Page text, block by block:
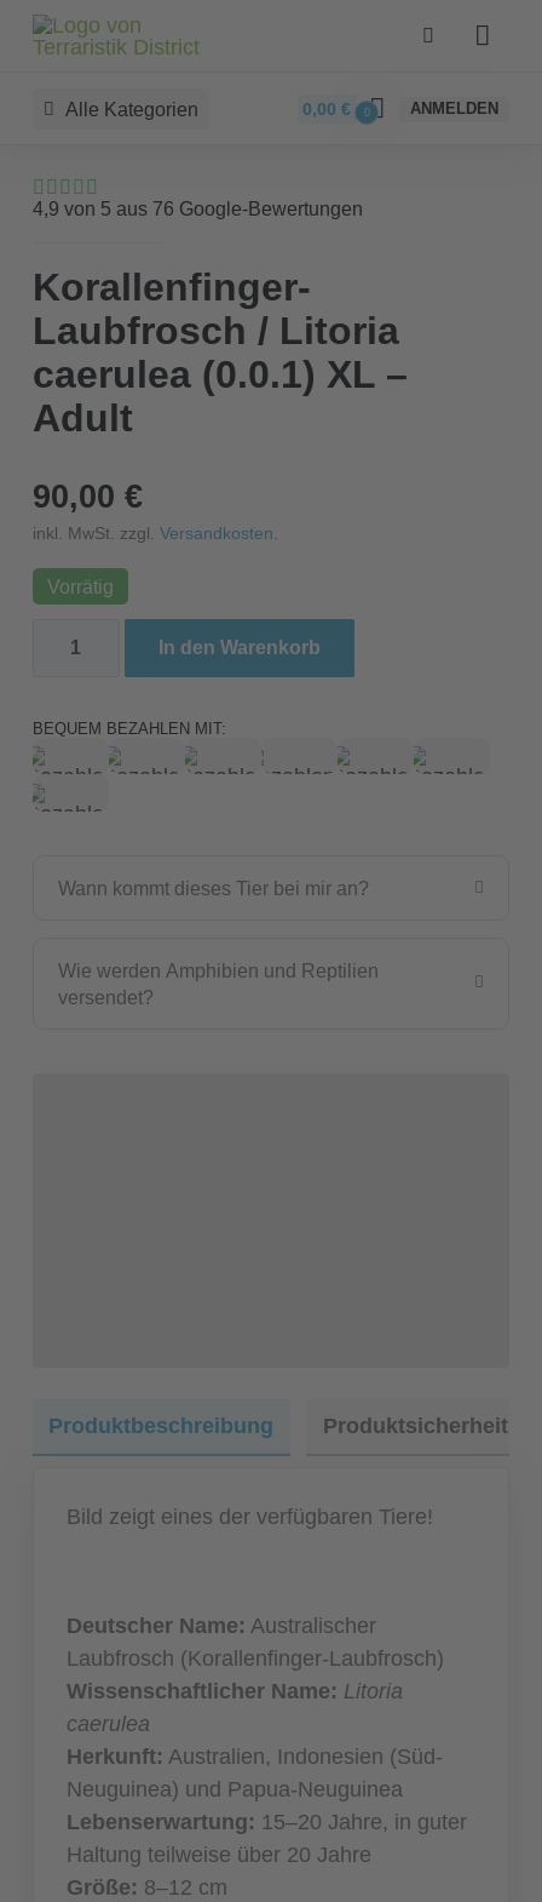
Alle Kategorien 0,00€ 0 ANMELDEN
4,9 von 5 aus 76 Google-Bewertungen
Korallenfinger-
Laubfrosch / Litoria
caerulea (0.0.1) XL –
Adult
90,00 €
inkl. MwSt. zzgl. Versandkosten
Vorrätig
Korallenfinger-Laubfrosch / Litoria caerulea (0.0.1)
In den Warenkorb
BEQUEM BEZAHLEN MIT:
Wann kommt dieses Tier bei mir an?
Wie werden Amphibien und Reptilien
versendet?
Produktbeschreibung Produktsicherheit
Bild zeigt eines der verfügbaren Tiere!
Deutscher Name: Australischer
Laubfrosch (Korallenfinger-Laubfrosch)
Wissenschaftlicher Name: Litoria
caerulea
Herkunft: Australien, Indonesien (Süd-
Neuguinea) und Papua-Neuguinea
Lebenserwartung: 15–20 Jahre, in guter
Haltung teilweise über 20 Jahre
Größe: 8–12 cm